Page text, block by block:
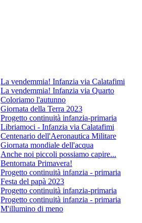
La vendemmia! Infanzia via Calatafimi
La vendemmia! Infanzia via Quarto
Coloriamo l'autunno
Giornata della Terra 2023
Progetto continuità infanzia-primaria
Libriamoci - Infanzia via Calatafimi
Centenario dell'Aeronautica Militare
Giornata mondiale dell'acqua
Anche noi piccoli possiamo capire...
Bentornata Primavera!
Progetto continuità infanzia - primaria
Festa del papà 2023
Progetto continuità infanzia-primaria
Progetto continuità infanzia - primaria
M'illumino di meno